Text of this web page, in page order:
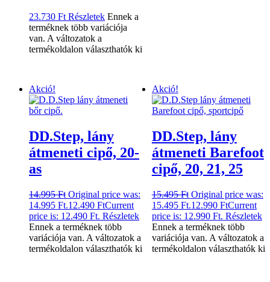
23.730 Ft Részletek Ennek a
terméknek több variációja
van. A változatok a
termékoldalon választhatók ki
Akció!
DD.Step, lány
átmeneti cipő, 20-
as
14.995Ft Original price was:
14.995 Ft.12.490 FtCurrent
price is: 12.490 Ft. Részletek
Ennek a terméknek több
variációja van. A változatok a
termékoldalon választhatók ki
Akció!
DD.Step, lány
átmeneti Barefoot
cipő, 20, 21, 25
15.495Ft Original price was:
15.495 Ft.12.990 FtCurrent
price is: 12.990 Ft. Részletek
Ennek a terméknek több
variációja van. A változatok a
termékoldalon választhatók ki